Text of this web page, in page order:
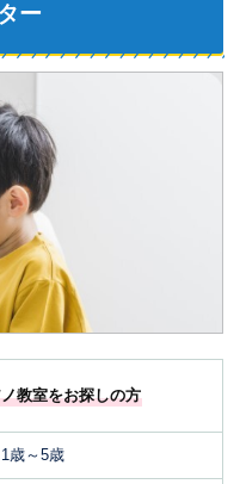
ー
教室をお探しの方
1歳～5歳